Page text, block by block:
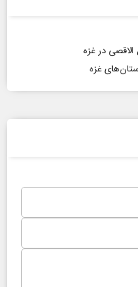
الاقصی در غزه
غزه